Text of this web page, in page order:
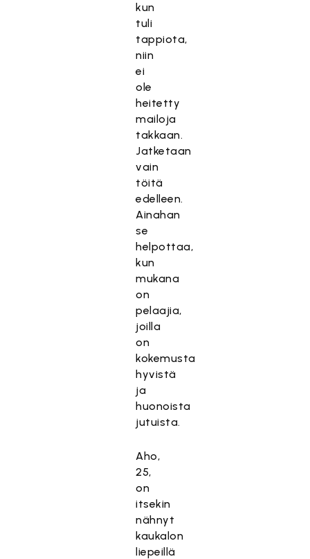
kun
tuli
tappiota,
niin
ei
ole
heitetty
mailoja
takkaan.
Jatketaan
vain
töitä
edelleen.
Ainahan
se
helpottaa,
kun
mukana
on
pelaajia,
joilla
on
kokemusta
hyvistä
ja
huonoista
jutuista.
Aho,
25,
on
itsekin
nähnyt
kaukalon
liepeillä